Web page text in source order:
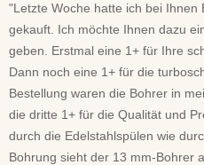
"Letzte Woche hatte ich bei
gekauft. Ich möchte Ihnen dazu
geben. Erstmal eine 1+ für Ihre
Dann noch eine 1+ für die
Bestellung waren die Bohrer in
die dritte 1+ für die Qualität und
durch die Edelstahlspülen wie
Bohrung sieht der 13 mm-Bohrer